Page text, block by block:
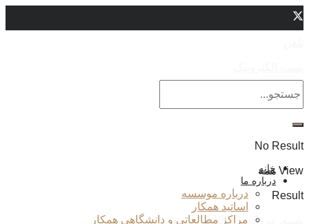
No Result
View همه
Result
شنبه, مرداد 17, 1405
خانه
درباره ما
درباره موسسه
اساتید همکار
مراکز مطالعاتی و دانشگاهی همکار